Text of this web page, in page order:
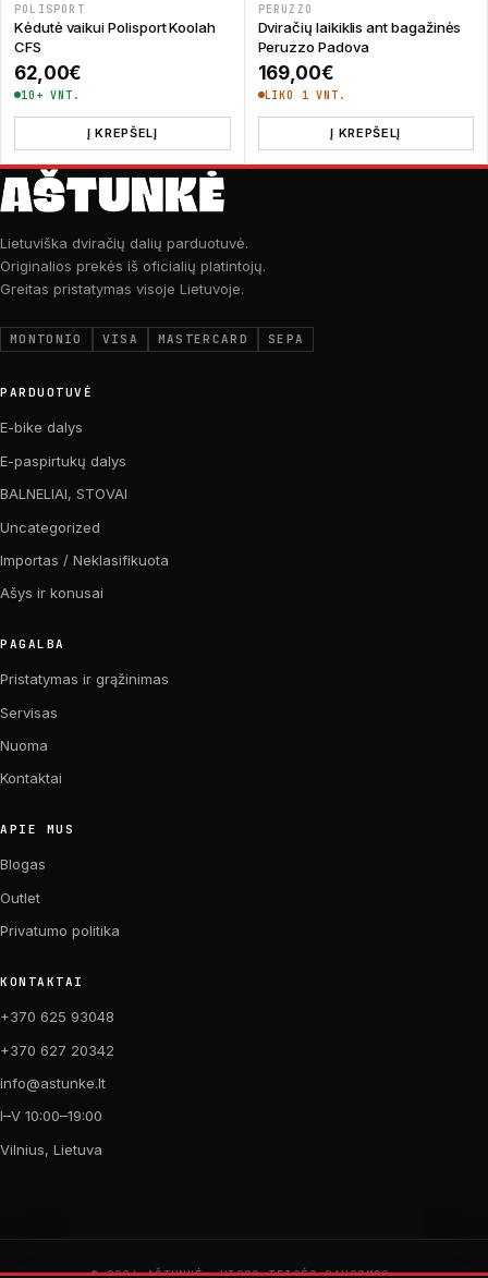
POLISPORT
Kėdutė vaikui Polisport Koolah
CFS
62,00€
10+ VNT.
Į KREPŠELĮ
PERUZZO
Dviračių laikiklis ant bagažinės
Peruzzo Padova
169,00€
LIKO 1 VNT.
Į KREPŠELĮ
Lietuviška dviračių dalių parduotuvė.
Originalios prekės iš oficialių platintojų.
Greitas pristatymas visoje Lietuvoje.
MONTONIO VISA MASTERCARD SEPA
PARDUOTUVĖ
E-bike dalys
E-paspirtukų dalys
BALNELIAI, STOVAI
Uncategorized
Importas / Neklasifikuota
Ašys ir konusai
PAGALBA
Pristatymas ir grąžinimas
Servisas
Nuoma
Kontaktai
APIE MUS
Blogas
Outlet
Privatumo politika
KONTAKTAI
+370 625 93048
+370 627 20342
info@astunke.lt
I–V 10:00–19:00
Vilnius, Lietuva
© 2026 AŠTUNKĖ. VISOS TEISĖS SAUGOMOS.